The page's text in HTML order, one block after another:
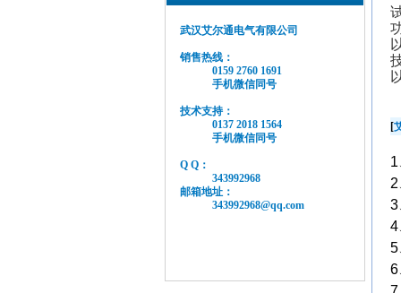
武汉艾尔通电气有限公司
销售热线：
0159 2760 1691
手机微信同号
技术支持：
0137 2018 1564
手机微信同号
Q Q：
343992968
邮箱地址：
343992968@qq.com
[
1
2
3
4
5
6